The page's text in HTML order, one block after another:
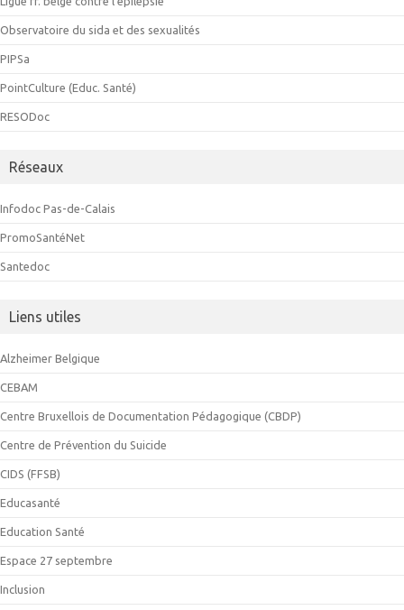
Observatoire du sida et des sexualités
PIPSa
PointCulture (Educ. Santé)
RESODoc
Réseaux
Infodoc Pas-de-Calais
PromoSantéNet
Santedoc
Liens utiles
Alzheimer Belgique
CEBAM
Centre Bruxellois de Documentation Pédagogique (CBDP)
Centre de Prévention du Suicide
CIDS (FFSB)
Educasanté
Education Santé
Espace 27 septembre
Inclusion